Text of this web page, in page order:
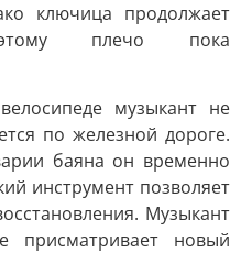
ключица продолжает
плечо пока
музыкант не
по железной дороге.
баяна он временно
инструмент позволяет
Музыкант
присматривает новый